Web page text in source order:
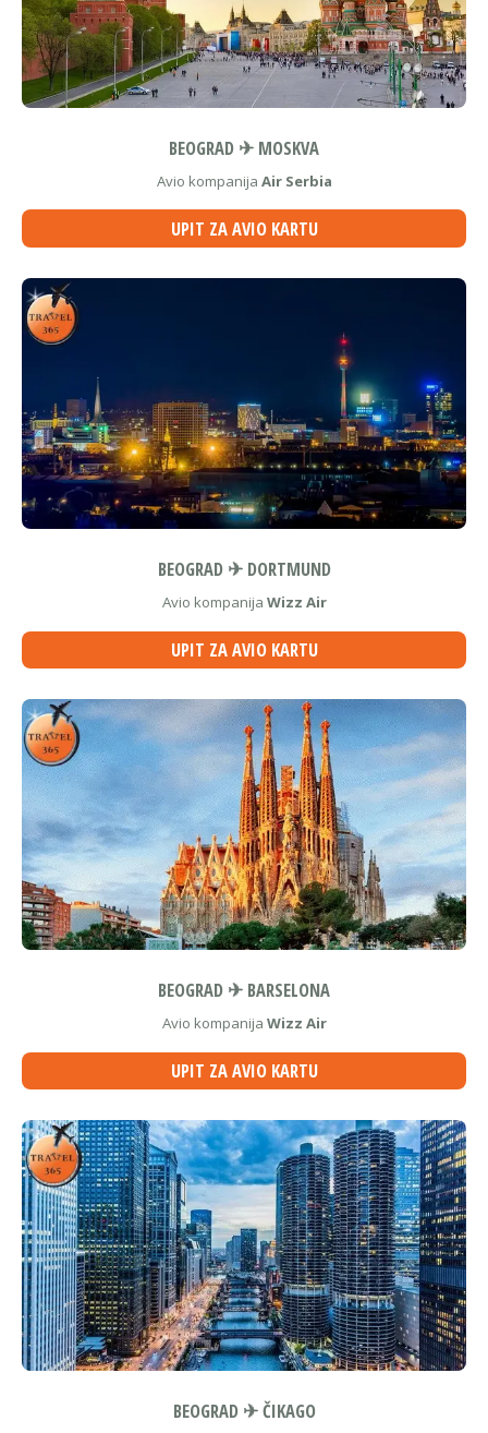
BEOGRAD ✈ MOSKVA
Avio kompanija Air Serbia
UPIT ZA AVIO KARTU
BEOGRAD ✈ DORTMUND
Avio kompanija Wizz Air
UPIT ZA AVIO KARTU
BEOGRAD ✈ BARSELONA
Avio kompanija Wizz Air
UPIT ZA AVIO KARTU
BEOGRAD ✈ ČIKAGO